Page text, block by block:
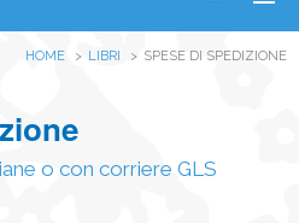
HOME LIBRI SPESE DI SPEDIZIONE
o con corriere GLS